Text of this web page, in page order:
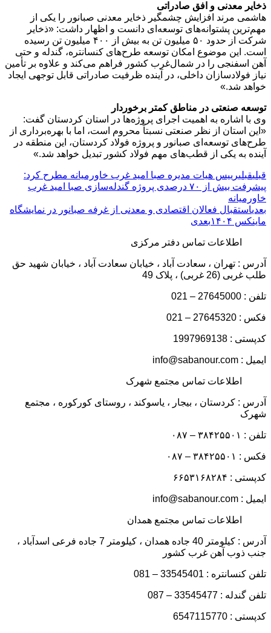
ذخایر معدنی و افق صادراتی
هاشمی مرند افزایش چشمگیر ذخایر معدنی صبانور را یکی از
مهم‌ترین پشتوانه‌های توسعه‌ای دانست و اظهار داشت: «ذخایر
شرکت از حدود ۵۰ میلیون تن به بیش از ۴۰۰ میلیون تن رسیده
است. این موضوع امکان توسعه طرح‌های کنسانتره، گندله و حتی
آهن اسفنجی را در شمال‌غرب کشور فراهم می‌کند و علاوه بر تأمین
نیاز فولادسازان داخلی، در آینده ظرفیت صادراتی قابل توجهی ایجاد
خواهد شد.»
توسعه صنعتی در مناطق کمتر برخوردار
وی با اشاره به اهمیت اجرای پروژه‌ها در استان کردستان گفت:
«این استان از نظر صنعتی نسبتاً محروم است، اما با بهره‌برداری از
طرح‌های توسعه‌ای صبانور و پروژه فولاد کردستان، این منطقه در
آینده به یکی از قطب‌های مهم فولاد کشور تبدیل خواهد شد.»
قبلیقبلیرییس هیات مدیره صبا امید غرب خاورمیانه مطرح کرد:
پیشرفت بیش از ۷۰ درصدی پروژه گندله‌سازی صبا امید غرب
خاورمیانه
بعدیاستقبال فعالان اقتصادی و معدنی از غرفه صبانور در نمایشگاه
ماینکس ۱۴۰۴
بعدی
اطلاعات تماس دفتر مرکزی
آدرس : تهران ، سعادت آباد ، خیابان سعادت آباد ، خیابان شهید حق
طلب غربی (26 غربی) ، پلاک 49
تلفن : 27645000 – 021
فکس : 27645320 – 021
کدپستی : 1997969138
ایمیل : info@sabanour.com
اطلاعات تماس مجتمع شهرک
آدرس : کردستان ، بیجار ، یاسوکند ، روستای کورکوره ، مجتمع
شهرک
تلفن : ۳۸۴۲۵۵۰۱ – ۰۸۷
فکس : ۳۸۴۲۵۵۰۱ – ۰۸۷
کدپستی : ۶۶۵۳۱۶۸۲۸۴
ایمیل : info@sabanour.com
اطلاعات تماس مجتمع همدان
آدرس : کیلومتر 40 جاده همدان ، کیلومتر 7 جاده فرعی اسدآباد ،
جنب ذوب آهن غرب کشور
تلفن کنسانتره : 33545401 – 081
تلفن گندله : 33545477 – 087
کدپستی : 6547115770